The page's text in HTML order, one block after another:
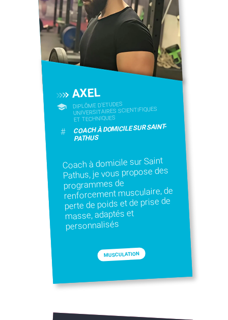
AXEL
DIPLÔME D'ETUDES
UNIVERSITAIRES SCIENTIFIQUES
ET TECHNIQUES
# COACH À DOMICILE SUR SAINT-
PATHUS
Coach à domicile sur Saint
Pathus, je vous propose des
programmes de
renforcement musculaire, de
perte de poids et de prise de
masse, adaptés et
personnalisés
MUSCULATION